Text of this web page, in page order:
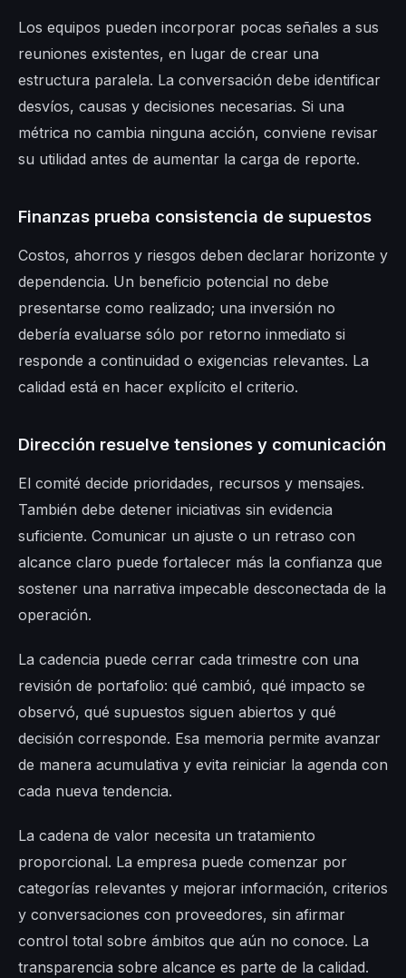
Los equipos pueden incorporar pocas señales a sus
reuniones existentes, en lugar de crear una
estructura paralela. La conversación debe identificar
desvíos, causas y decisiones necesarias. Si una
métrica no cambia ninguna acción, conviene revisar
su utilidad antes de aumentar la carga de reporte.
Finanzas prueba consistencia de supuestos
Costos, ahorros y riesgos deben declarar horizonte y
dependencia. Un beneficio potencial no debe
presentarse como realizado; una inversión no
debería evaluarse sólo por retorno inmediato si
responde a continuidad o exigencias relevantes. La
calidad está en hacer explícito el criterio.
Dirección resuelve tensiones y comunicación
El comité decide prioridades, recursos y mensajes.
También debe detener iniciativas sin evidencia
suficiente. Comunicar un ajuste o un retraso con
alcance claro puede fortalecer más la confianza que
sostener una narrativa impecable desconectada de la
operación.
La cadencia puede cerrar cada trimestre con una
revisión de portafolio: qué cambió, qué impacto se
observó, qué supuestos siguen abiertos y qué
decisión corresponde. Esa memoria permite avanzar
de manera acumulativa y evita reiniciar la agenda con
cada nueva tendencia.
La cadena de valor necesita un tratamiento
proporcional. La empresa puede comenzar por
categorías relevantes y mejorar información, criterios
y conversaciones con proveedores, sin afirmar
control total sobre ámbitos que aún no conoce. La
transparencia sobre alcance es parte de la calidad.